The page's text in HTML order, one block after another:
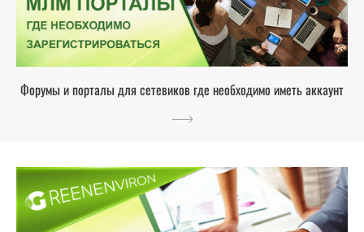
Форумы и порталы для сетевиков где необходимо иметь аккаунт